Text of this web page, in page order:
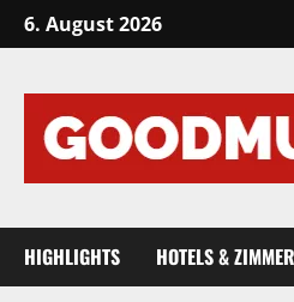
Skip
to
6. August 2026
HIGHLIGHTS HOTELS & ZIMMER